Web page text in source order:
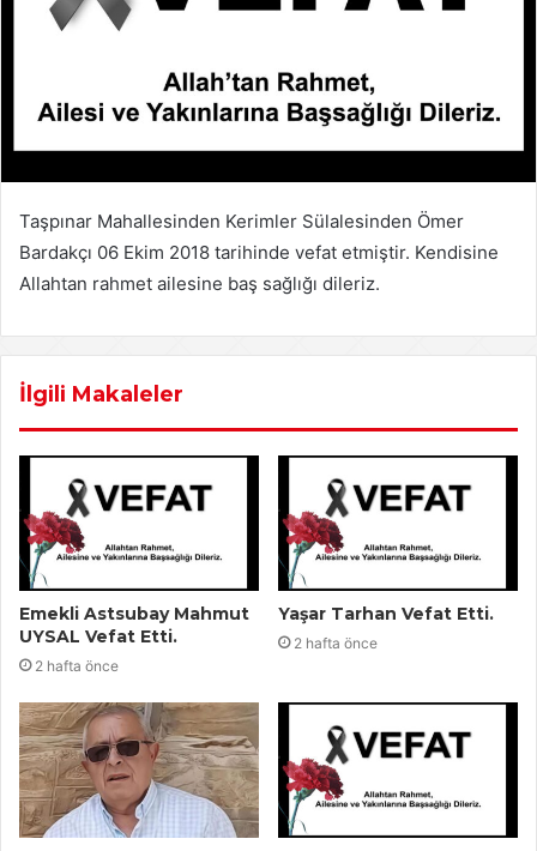
Taşpınar Mahallesinden Kerimler Sülalesinden Ömer
Bardakçı 06 Ekim 2018 tarihinde vefat etmiştir. Kendisine
Allahtan rahmet ailesine baş sağlığı dileriz.
İlgili Makaleler
Emekli Astsubay Mahmut
UYSAL Vefat Etti.
2 hafta önce
Yaşar Tarhan Vefat Etti.
2 hafta önce